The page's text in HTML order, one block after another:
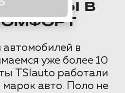
АЛМАТЫ В
в
уже более 10
TSIauto работали
марок авто. Поло не